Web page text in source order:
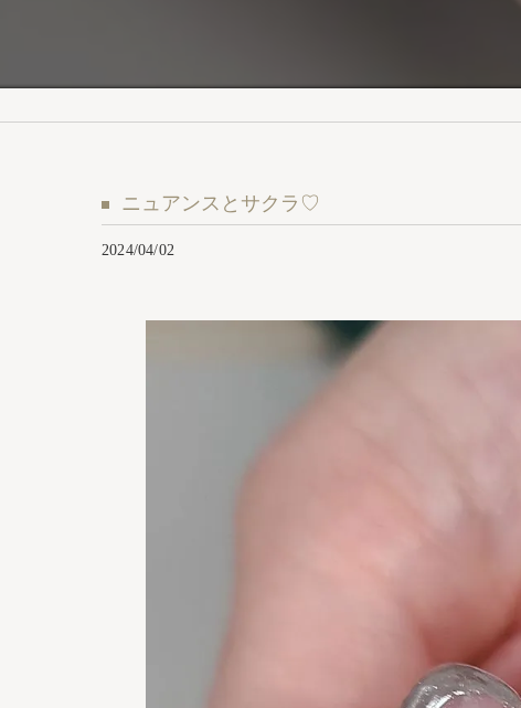
ニュアンスとサクラ♡
2024/04/02